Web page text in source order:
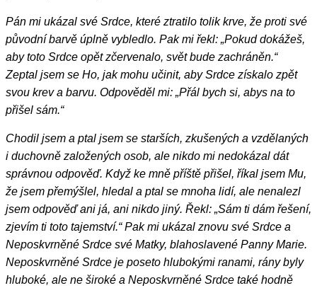
Pán mi ukázal své Srdce, které ztratilo tolik krve, že proti své
původní barvě úplně vybledlo. Pak mi řekl: „Pokud dokážeš,
aby toto Srdce opět zčervenalo, svět bude zachráněn.“
Zeptal jsem se Ho, jak mohu učinit, aby Srdce získalo zpět
svou krev a barvu. Odpověděl mi: „Přál bych si, abys na to
přišel sám.“
Chodil jsem a ptal jsem se starších, zkušených a vzdělaných
i duchovně založených osob, ale nikdo mi nedokázal dát
správnou odpověď. Když ke mně příště přišel, říkal jsem Mu,
že jsem přemýšlel, hledal a ptal se mnoha lidí, ale nenalezl
jsem odpověď ani já, ani nikdo jiný. Řekl: „Sám ti dám řešení,
zjevím ti toto tajemství.“ Pak mi ukázal znovu své Srdce a
Neposkvrněné Srdce své Matky, blahoslavené Panny Marie.
Neposkvrněné Srdce je poseto hlubokými ranami, rány byly
hluboké, ale ne široké a Neposkvrněné Srdce také hodně